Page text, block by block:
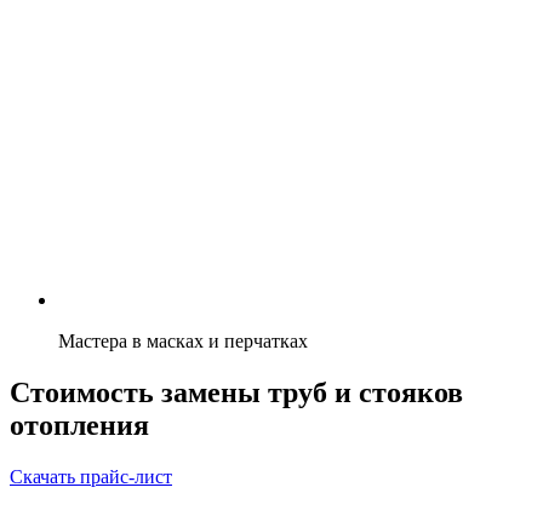
Мастера в масках и перчатках
Стоимость замены труб и стояков
отопления
Скачать прайс-лист